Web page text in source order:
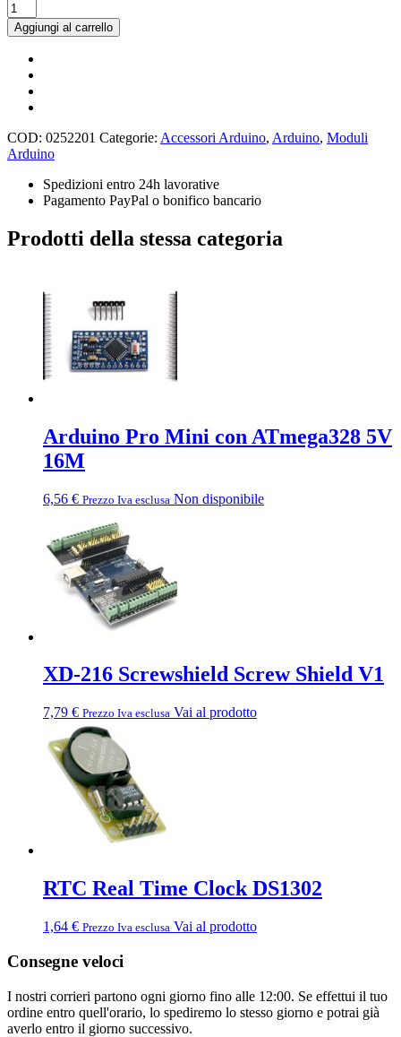
Supporto
modulo
telecamera
OV760
quantità
Aggiungi al carrello
COD: 0252201 Categorie: Accessori Arduino, Arduino, Moduli
Arduino
Spedizioni entro 24h lavorative
Pagamento PayPal o bonifico bancario
Prodotti della stessa categoria
Arduino Pro Mini con ATmega328 5V
16M
6,56 € Prezzo Iva esclusa Non disponibile
XD-216 Screwshield Screw Shield V1
7,79 € Prezzo Iva esclusa Vai al prodotto
RTC Real Time Clock DS1302
1,64 € Prezzo Iva esclusa Vai al prodotto
Consegne veloci
I nostri corrieri partono ogni giorno fino alle 12:00. Se effettui il tuo
ordine entro quell'orario, lo spediremo lo stesso giorno e potrai già
averlo entro il giorno successivo.